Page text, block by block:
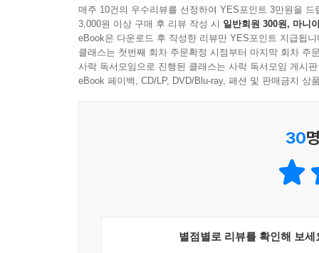
진정한 나를 알아가는 뼈아픈 과정이기 때문이
이후에는 이성보다 내 감정과 타인의 감정을 더 살
이처럼 책은 ‘두 번째 사춘기’에 겪는 낯선 변화
감정 공부, 관계 공부로 파트가 나뉘어 있다. 나이
그 기회를 놓치지 않으려면, 그래서 내가 원하는
매주 10건의 우수리뷰를 선정하여 YES포인트 3만원을 드
3,000원 이상 구매 후 리뷰 작성 시 일반회원 300원, 마니
eBook은 다운로드 후 작성한 리뷰만 YES포인트 지급됩니
클래스는 첫번째 회차 주문확정 시점부터 마지막 회차 주
사락 독서모임으로 진행된 클래스는 사락 독서모임 게시
eBook 페이백, CD/LP, DVD/Blu-ray, 패션 및 판매금지 상
30
별점별로 리뷰를 확인해 보세